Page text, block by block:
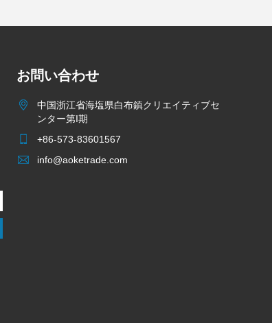
お問い合わせ
中国浙江省海塩県白布鎮クリエイティブセ
ンター第I期
+86-573-83601567
info@aoketrade.com